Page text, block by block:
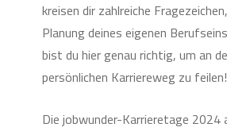
kreisen dir zahlreiche
Planung deines eigenen
bist du hier genau richtig, um an
persönlichen Karriereweg zu feilen!
Die jobwunder-Karrieretage 2024